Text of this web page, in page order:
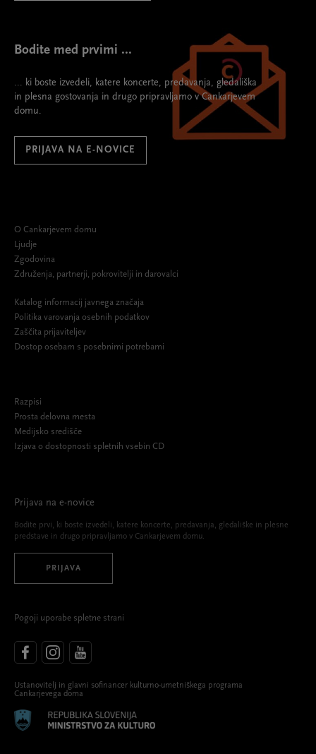
Bodite med prvimi ...
... ki boste izvedeli, katere koncerte, predavanja, gledališka
in plesna gostovanja in drugo pripravljamo v Cankarjevem
domu.
PRIJAVA NA E-NOVICE
O Cankarjevem domu
Ljudje
Zgodovina
Združenja, partnerji, pokrovitelji in darovalci
Katalog informacij javnega značaja
Politika varovanja osebnih podatkov
Zaščita prijaviteljev
Dostop osebam s posebnimi potrebami
Razpisi
Prosta delovna mesta
Medijsko središče
Izjava o dostopnosti spletnih vsebin CD
Prijava na e-novice
Bodite prvi, ki boste izvedeli, katere koncerte, predavanja, gledališke in plesne
predstave in drugo pripravljamo v Cankarjevem domu.
PRIJAVA
Pogoji uporabe spletne strani
Ustanovitelj in glavni sofinancer kulturno-umetniškega programa
Cankarjevega doma